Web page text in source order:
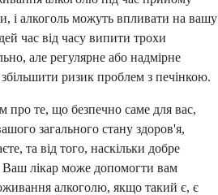
і алкоголь можуть впливати на вашу
час від часу випити трохи
але регулярне або надмірне
ризик проблем з печінкою.
про те, що безпечно саме для вас,
загального стану здоров'я,
та від того, наскільки добре
Ваш лікар може допомогти вам
алкоголю, якщо такий є, є